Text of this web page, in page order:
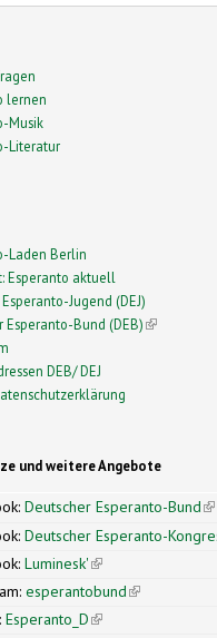
lernen
Musik
Literatur
Laden Berlin
Esperanto aktuell
Jugend (DEJ)
Esperanto-Bund (DEB)(link is
DEB/ DEJ
und weitere Angebote
Deutscher Esperanto-Bund
Deutscher Esperanto-
Luminesk'(link is external)
esperantobund(link is
Esperanto_D(link is external)